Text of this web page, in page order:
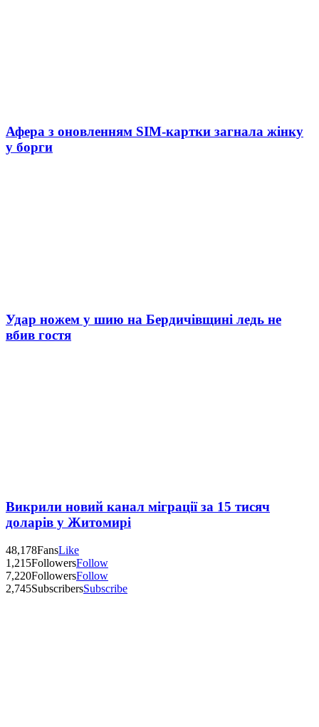
Афера з оновленням SIM-картки загнала жінку
у борги
Удар ножем у шию на Бердичівщині ледь не
вбив гостя
Викрили новий канал міграції за 15 тисяч
доларів у Житомирі
48,178FansLike
1,215FollowersFollow
7,220FollowersFollow
2,745SubscribersSubscribe